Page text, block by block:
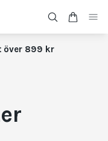
över 899 kr